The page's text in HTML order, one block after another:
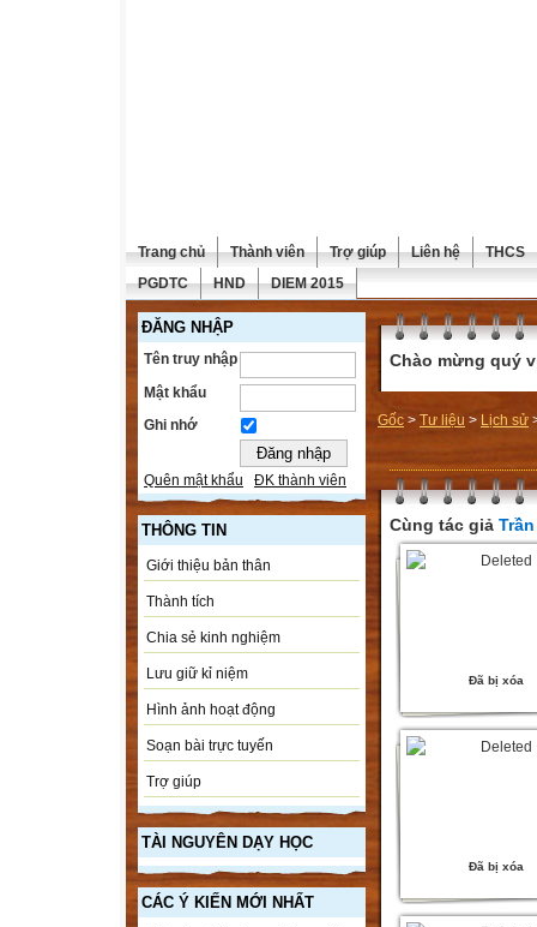
Trang chủ Thành viên Trợ giúp Liên hệ
THCS
PGDTC
HND DIEM 2015
ĐĂNG NHẬP
Tên truy nhập
Mật khẩu
Ghi nhớ
Quên mật khẩu ĐK thành viên
THÔNG TIN
Giới thiệu bản thân
Thành tích
Chia sẻ kinh nghiệm
Lưu giữ kỉ niệm
Hình ảnh hoạt động
Soạn bài trực tuyến
Trợ giúp
TÀI NGUYÊN DẠY HỌC
CÁC Ý KIẾN MỚI NHẤT
Chào mừng quý
Gốc > Tư liệu > Lịch sử
Cùng tác giả
Đã bị xóa
Đã bị xóa